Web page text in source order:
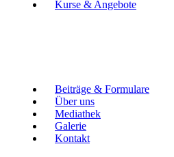
Kurse & Angebote
Beiträge & Formulare
Über uns
Mediathek
Galerie
Kontakt